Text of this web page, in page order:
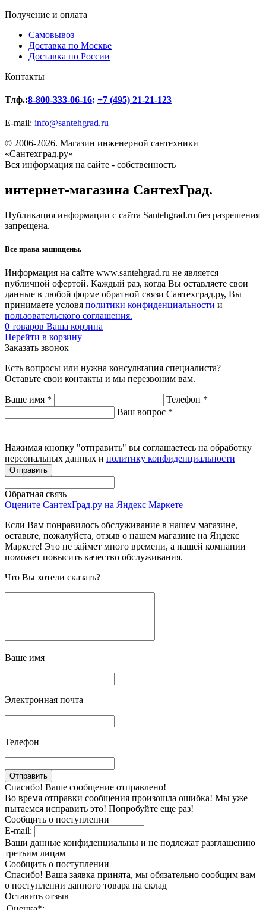
Получение и оплата
Самовывоз
Доставка по Москве
Доставка по России
Контакты
Тлф.:8-800-333-06-16; +7 (495) 21-21-123
E-mail: info@santehgrad.ru
© 2006-2026. Магазин инженерной сантехники
«Сантехград.ру»
Вся информация на сайте - собственность
интернет-магазина СантехГрад.
Публикация информации с сайта Santehgrad.ru без разрешения
запрещена.
Все права защищены.
Информация на сайте www.santehgrad.ru не является
публичной офертой. Каждый раз, когда Вы оставляете свои
данные в любой форме обратной связи Сантехград.ру, Вы
принимаете условя политики конфиденциальности и
пользовательского соглашения.
0 товаров Ваша корзина
Перейти в корзину
Заказать звонок
Есть вопросы или нужна консультация специалиста?
Оставьте свои контакты и мы перезвоним вам.
Ваше имя * Телефон *
Ваш вопрос *
Нажимая кнопку "отправить" вы соглашаетесь на обработку
персональных данных и политику конфиденциальности
Обратная связь
Оцените СантехГрад.ру на Яндекс Маркете
Если Вам понравилось обслуживание в нашем магазине,
оставьте, пожалуйста, отзыв о нашем магазине на Яндекс
Маркете! Это не займет много времени, а нашей компании
поможет повысить качество обслуживания.
Что Вы хотели сказать?
Ваше имя
Электронная почта
Телефон
Спасибо! Ваше сообщение отправлено!
Во время отправки сообщения произошла ошибка! Мы уже
пытаемся исправить это! Попробуйте еще раз!
Сообщить о поступлении
E-mail:
Ваши данные конфиденциальны и не подлежат разглашению
третьим лицам
Сообщить о поступлении
Спасибо! Ваша заявка принята, мы обязательно сообщим вам
о поступлении данного товара на склад
Оставить отзыв